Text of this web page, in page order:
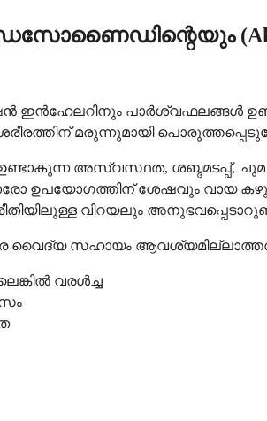
പാർശ്വഫലങ്ങൾ
മരുന്നുമായി
അസ്വസ്ഥത, ശബ്ദമടപ്പ്,
ഉപയോഗത്തിന് ശേഷവും വായ
വിറയലും
വൈദ്യ സഹായം
വരൾച്ച